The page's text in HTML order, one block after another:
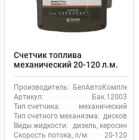
Счетчик топлива
механический 20-120 л.м.
Белак бак.12003 для
дизеля
Производитель: БелАвтоКомплект
Артикул:
Бак.12003
Тип счетчика:
механический
Тип счетного механизма: дисковой
Виды жидкости:
дизель, керосин
Скорость потока, л/м:
20-120